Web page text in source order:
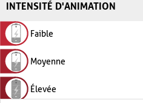
INTENSITÉ D'ANIMATION
Faible
Moyenne
Élevée